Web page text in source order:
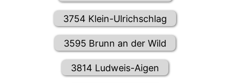
3754 Klein-Ulrichschlag
3595 Brunn an der Wild
3814 Ludweis-Aigen